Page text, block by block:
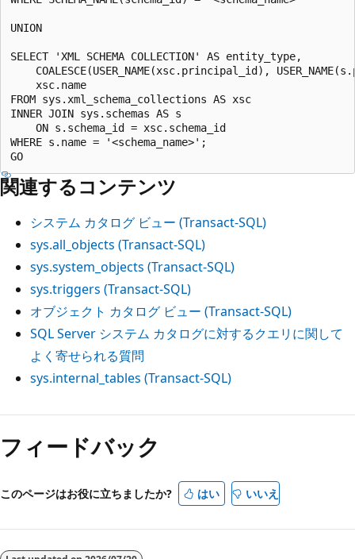
UNION
SELECT 'XML SCHEMA COLLECTION' AS entity_type,
COALESCE(USER_NAME(xsc.principal_id),
    xsc.name
FROM sys.xml_schema_collections AS xsc
INNER JOIN sys.schemas AS s
    ON s.schema_id = xsc.schema_id
WHERE s.name = '<schema_name>';
関連するコンテンツ
システム カタログ ビュー (Transact-SQL)
sys.all_objects (Transact-SQL)
sys.system_objects (Transact-SQL)
sys.triggers (Transact-SQL)
オブジェクト カタログ ビュー (Transact-SQL)
SQL Server システム カタログに対するクエリに関して
よく寄せられる質問
sys.internal_tables (Transact-SQL)
フィードバック
このページはお役に立ちましたか? はい いいえ